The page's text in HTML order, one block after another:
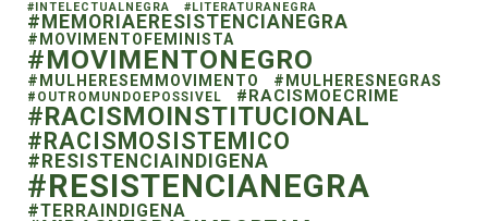
#INTELECTUALNEGRA #LITERATURANEGRA
#MEMORIAERESISTENCIANEGRA
#MOVIMENTOFEMINISTA
#MOVIMENTONEGRO
#MULHERESEMMOVIMENTO #MULHERESNEGRAS
#OUTROMUNDOEPOSSIVEL #RACISMOECRIME
#RACISMOINSTITUCIONAL
#RACISMOSISTEMICO
#RESISTENCIAINDIGENA
#RESISTENCIANEGRA
#TERRAINDIGENA